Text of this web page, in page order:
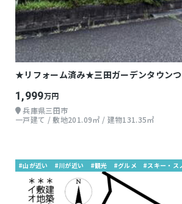
★リフォーム済み★三田ガーデンタウン
1,999万円
兵庫県三田市
一戸建て / 敷地201.09㎡ / 建物131.35㎡
#山が近い #川が近い #観光 #グルメ #スキー・ス